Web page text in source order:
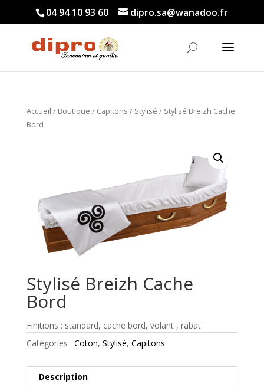
04 94 10 93 60 dipro.sa@wanadoo.fr
Accueil / Boutique / Capitons / Stylisé / Stylisé Breizh Cache
Bord
Stylisé Breizh Cache
Bord
Finitions : standard, cache bord, volant , rabat
Catégories : Coton, Stylisé, Capitons
Description